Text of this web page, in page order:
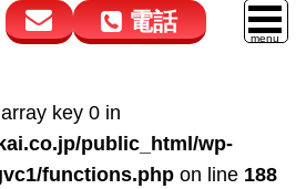
電話
050-5264-4432
9:00～18:00
050-5264-4433
9:00～18:00
key 0 in
public_html/wp-
functions.php on line 188